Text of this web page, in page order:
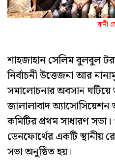
বানী
শাহজাহান সেলিম বুলবুল
নির্বাচনী উত্তেজনা আর
সমালোচনার অবসান
জালালাবাদ অ্যাসোসিয়েশন
কমিটির প্রথম সাধারণ
ডেনফোর্থের একটি স্থানীয়
সভা অনুষ্ঠিত হয়।